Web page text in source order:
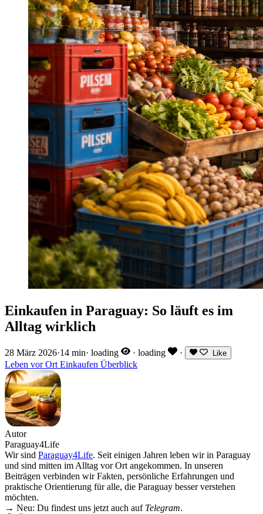
Einkaufen in Paraguay: So läuft es im
Alltag wirklich
28 März 2026·14 min· loading · loading · Like
Leben vor OrtEinkaufen Überblick
Autor
Paraguay4Life
Wir sind Paraguay4Life. Seit einigen Jahren leben wir in Paraguay
und sind mitten im Alltag vor Ort angekommen. In unseren
Beiträgen verbinden wir Fakten, persönliche Erfahrungen und
praktische Orientierung für alle, die Paraguay besser verstehen
möchten.
→ Neu: Du findest uns jetzt auch auf Telegram.